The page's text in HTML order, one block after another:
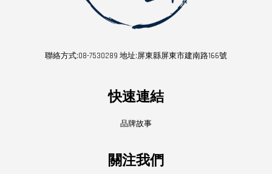
聯絡方式:08-7530289 地址:屏東縣屏東市建南路166號
快速連結
品牌故事
關注我們